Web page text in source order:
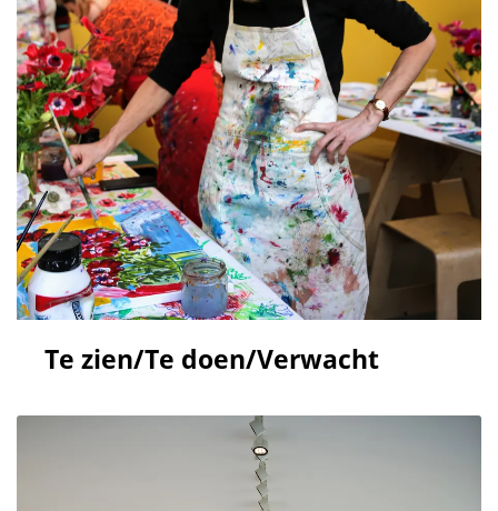
Te zien/Te doen/Verwacht